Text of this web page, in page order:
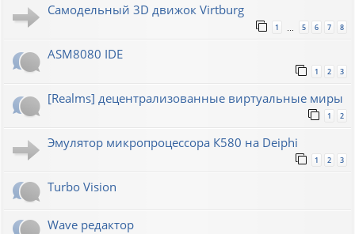
Самодельный 3D движок Virtburg
1 5 6 7 8
ASM8080 IDE
1 2 3
[Realms] децентрализованные виртуальные миры
1 2
Эмулятор микропроцессора К580 на Deiphi
1 2 3
Turbo Vision
Wave редактор